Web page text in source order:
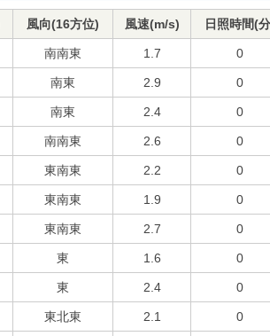
風向(16方位) 風速(m/s) 日照時間(
南南東 1.7 0
南東 2.9 0
南東 2.4 0
南南東 2.6 0
東南東 2.2 0
東南東 1.9 0
東南東 2.7 0
東 1.6 0
東 2.4 0
東北東 2.1 0